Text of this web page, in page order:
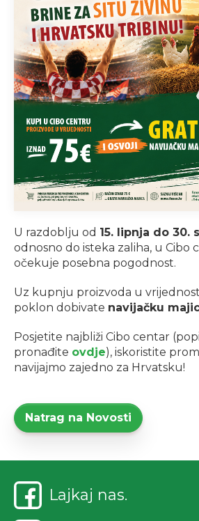
U razdoblju od 15. lipnja do 30.
odnosno do isteka zaliha, u Cibo
očekuje posebna pogodnost.
Uz kupnju proizvoda u
poklon dobivate navijačku
Posjetite najbliži Cibo centar
pronađite ovdje), iskoristite
navijajmo zajedno za Hrvatsku!
Natrag na Novosti
Lajkaj nas.